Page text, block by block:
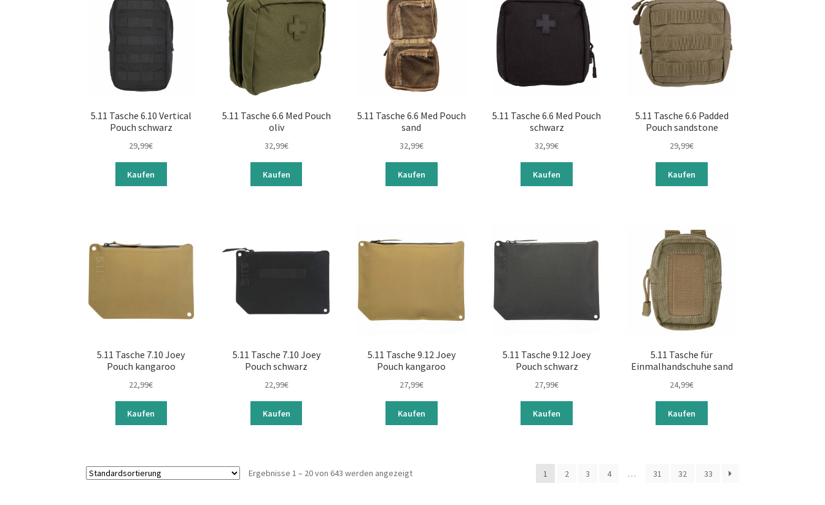
5.11 Tasche 6.10 Vertical
Pouch schwarz
29,99€
Kaufen
5.11 Tasche 6.6 Med Pouch
oliv
32,99€
Kaufen
5.11 Tasche 6.6 Med Pouch
sand
32,99€
Kaufen
5.11 Tasche 6.6 Med Pouch
schwarz
32,99€
Kaufen
5.11 Tasche 6.6 Padded
Pouch sandstone
29,99€
Kaufen
5.11 Tasche 7.10 Joey
Pouch kangaroo
22,99€
Kaufen
5.11 Tasche 7.10 Joey
Pouch schwarz
22,99€
Kaufen
5.11 Tasche 9.12 Joey
Pouch kangaroo
27,99€
Kaufen
5.11 Tasche 9.12 Joey
Pouch schwarz
27,99€
Kaufen
5.11 Tasche für
Einmalhandschuhe sand
24,99€
Kaufen
Ergebnisse 1 – 20 von 643 werden angezeigt 1 2 3 4 … 31 32 33